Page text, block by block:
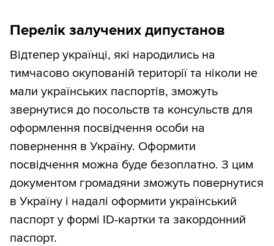
Перелік залучених дипустанов
Відтепер українці, які народились на
тимчасово окупованій території та ніколи не
мали українських паспортів, зможуть
звернутися до посольств та консульств для
оформлення посвідчення особи на
повернення в Україну. Оформити
посвідчення можна буде безоплатно. З цим
документом громадяни зможуть повернутися
в Україну і надалі оформити український
паспорт у формі ID-картки та закордонний
паспорт.